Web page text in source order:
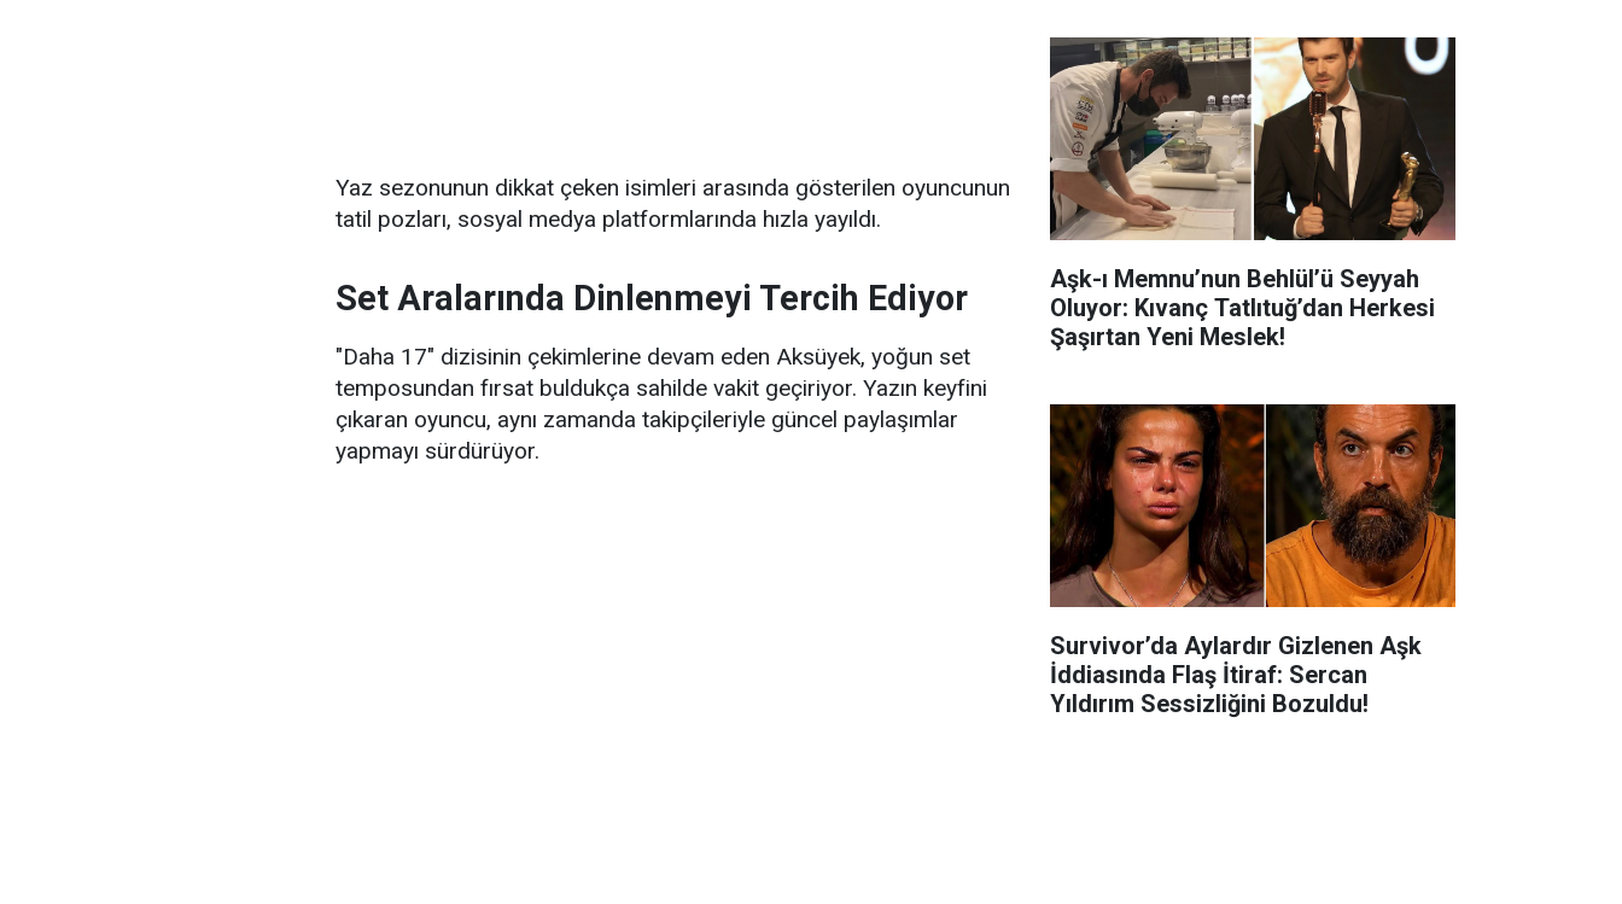
Yaz sezonunun dikkat çeken isimleri arasında gösterilen oyuncunun
tatil pozları, sosyal medya platformlarında hızla yayıldı.
Set Aralarında Dinlenmeyi Tercih Ediyor
"Daha 17" dizisinin çekimlerine devam eden Aksüyek, yoğun set
temposundan fırsat buldukça sahilde vakit geçiriyor. Yazın keyfini
çıkaran oyuncu, aynı zamanda takipçileriyle güncel paylaşımlar
yapmayı sürdürüyor.
Aşk-ı Memnu’nun Behlül’ü Seyyah
Oluyor: Kıvanç Tatlıtuğ’dan Herkesi
Şaşırtan Yeni Meslek!
Survivor’da Aylardır Gizlenen Aşk
İddiasında Flaş İtiraf: Sercan
Yıldırım Sessizliğini Bozuldu!